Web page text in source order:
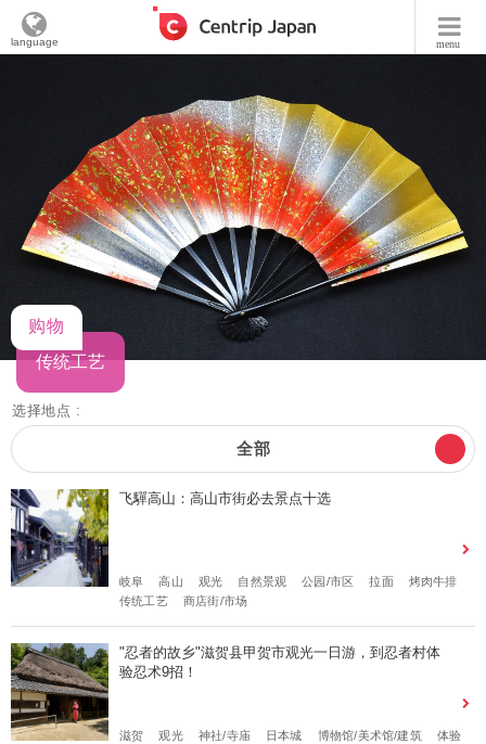
menu
language
购物
传统工艺
选择地点 :
全部
飞驒高山：高山市街必去景点十选
岐阜 高山 观光 自然景观 公园/市区 拉面
烤肉牛排
传统工艺
商店街/市场
"忍者的故乡"滋贺县甲贺市观光一日游，到忍者村体
验忍术9招！
滋贺 观光 神社/寺庙 日本城 博物馆/美术馆/建筑
体验